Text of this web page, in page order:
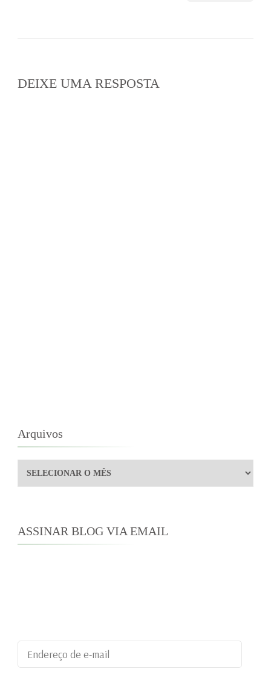
DEIXE UMA RESPOSTA
Arquivos
Arquivos
ASSINAR BLOG VIA EMAIL
Endereço
de